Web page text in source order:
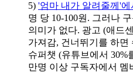
5) '엄마 내가 알려줄께'에
명 당 10-100원. 그러나
의미가 없다. 광고 (애드
가져감, 건너뛰기를 하면
슈퍼챗 (유튜브에서 30%
만명 이상 구독자에서 멤